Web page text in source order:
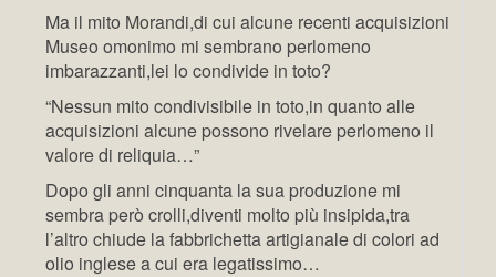
Ma il mito Morandi,di cui alcune recenti acquisizioni
Museo omonimo mi sembrano perlomeno
imbarazzanti,lei lo condivide in toto?
“Nessun mito condivisibile in toto,in quanto alle
acquisizioni alcune possono rivelare perlomeno il
valore di reliquia…”
Dopo gli anni cinquanta la sua produzione mi
sembra però crolli,diventi molto più insipida,tra
l’altro chiude la fabbrichetta artigianale di colori ad
olio inglese a cui era legatissimo…